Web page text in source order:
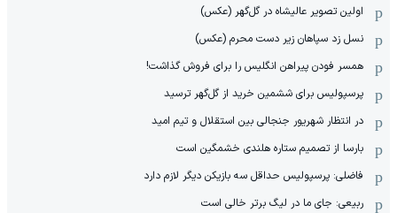
اولین تصویر عالیشاه در گل‌گهر (عکس)
نسل زد سپاهان زیر دست محرم (عکس)
همسر فودن پیراهن انگلیس را برای فروش گذاشت!
پرسپولیس برای ششمین خرید از گل‌گهر ترسید
در انتظار شهریور جنجالی بین استقلال و تیم امید
بارسا از تصمیم ستاره هلندی خشمگین است
فاضلی: پرسپولیس حداقل سه بازیکن دیگر لازم دارد
ربیعی: جای ما در لیگ برتر خالی است